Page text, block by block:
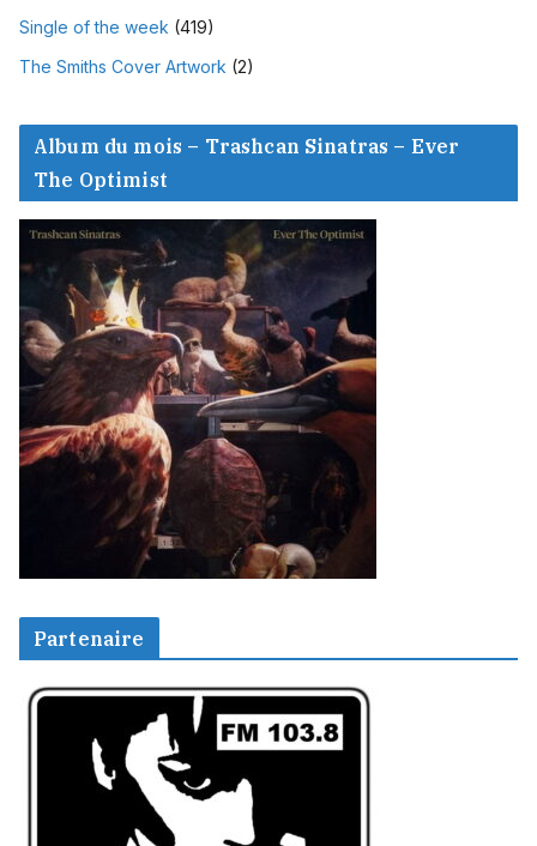
Single of the week (419)
The Smiths Cover Artwork (2)
Album du mois – Trashcan Sinatras – Ever
The Optimist
Partenaire